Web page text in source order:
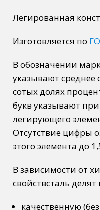
Легированная
Изготовляется по
В обозначении
указывают среднее
сотых долях
букв указывают
легирующего
Отсутствие цифры
этого элемента до
В зависимости от
свойствсталь
качественную